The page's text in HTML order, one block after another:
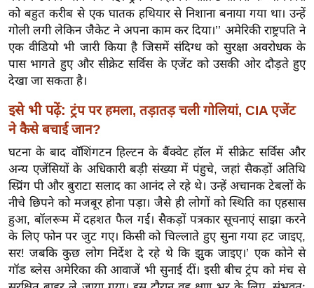
ख्सि
य
त
यं
ग
इं
डि
या
सा
हि
त्य
ज
ग
त
ऑ
को बहुत करीब से एक घातक हथियार से निशाना बनाया गया था। उन्हें
गोली लगी लेकिन जैकेट ने अपना काम कर दिया।’’ अमेरिकी राष्ट्रपति ने
एक वीडियो भी जारी किया है जिसमें संदिग्ध को सुरक्षा अवरोधक के
पास भागते हुए और सीक्रेट सर्विस के एजेंट को उसकी ओर दौड़ते हुए
देखा जा सकता है।
इसे भी पढ़ें: ट्रंप पर हमला, तड़ातड़ चली गोलियां, CIA एजेंट
ने कैसे बचाई जान?
घटना के बाद वॉशिंगटन हिल्टन के बैंक्वेट हॉल में सीक्रेट सर्विस और
अन्य एजेंसियों के अधिकारी बड़ी संख्या में पंहुचे, जहां सैकड़ों अतिथि
स्प्रिंग पी और बुराटा सलाद का आनंद ले रहे थे। उन्हें अचानक टेबलों के
नीचे छिपने को मजबूर होना पड़ा। जैसे ही लोगों को स्थिति का एहसास
हुआ, बॉलरूम में दहशत फैल गई। सैकड़ों पत्रकार सूचनाएं साझा करने
के लिए फोन पर जुट गए। किसी को चिल्लाते हुए सुना गया हट जाइए,
सर! जबकि कुछ लोग निर्देश दे रहे थे कि झुक जाइए।’ एक कोने से
गॉड ब्लेस अमेरिका की आवाजें भी सुनाई दीं। इसी बीच ट्रंप को मंच से